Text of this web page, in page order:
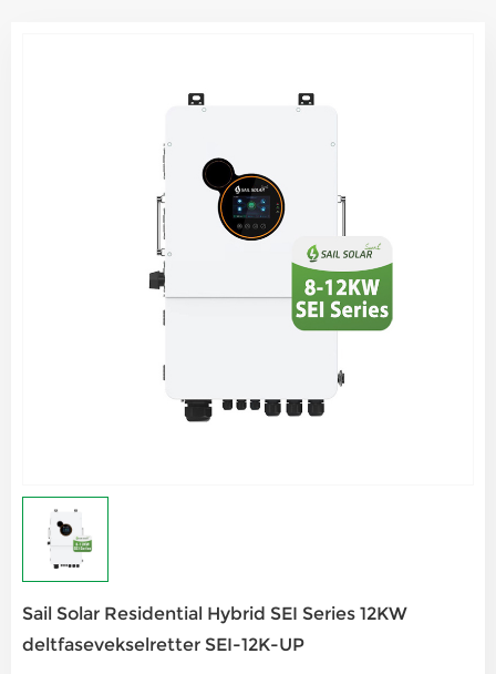
Sail Solar Residential Hybrid SEI Series 12KW
deltfasevekselretter SEI-12K-UP